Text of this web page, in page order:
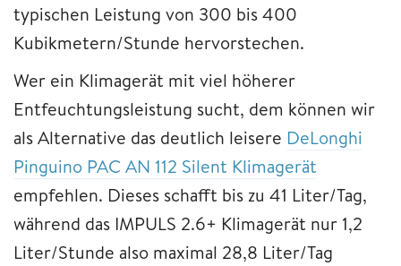
typischen Leistung von 300 bis 400
Kubikmetern/Stunde hervorstechen.
Wer ein Klimagerät mit viel höherer
Entfeuchtungsleistung sucht, dem können wir
als Alternative das deutlich leisere DeLonghi
Pinguino PAC AN 112 Silent Klimagerät
empfehlen. Dieses schafft bis zu 41 Liter/Tag,
während das IMPULS 2.6+ Klimagerät nur 1,2
Liter/Stunde also maximal 28,8 Liter/Tag